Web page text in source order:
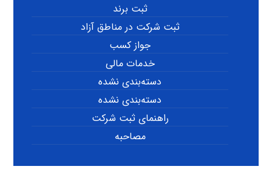
ثبت برند
ثبت شرکت در مناطق آزاد
جواز کسب
خدمات مالی
دسته‌بندی نشده
دسته‌بندی نشده
راهنمای ثبت شرکت
مصاحبه